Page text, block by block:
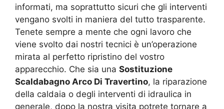
informati, ma soprattutto sicuri che gli interventi
vengano svolti in maniera del tutto trasparente.
Tenete sempre a mente che ogni lavoro che
viene svolto dai nostri tecnici è un’operazione
mirata al perfetto ripristino del vostro
apparecchio. Che sia una Sostituzione
Scaldabagno Arco Di Travertino, la riparazione
della caldaia o degli interventi di idraulica in
generale, dopo la nostra visita potrete tornare a